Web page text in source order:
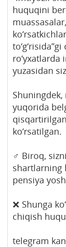
huquqini
yuzasidan
yuqorida
ko‘rsatilgan.
‍♂️ Biroq,
shartlarning
pensiya
❌ Shunga
chiqish
telegram